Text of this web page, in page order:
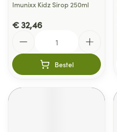
Imunixx Kidz Sirop 250ml
€ 32,46
Bestel